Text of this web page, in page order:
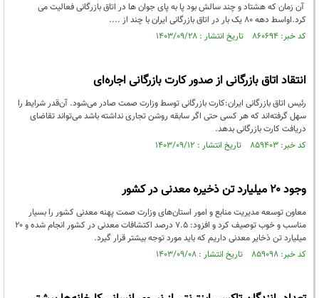
آن زمان که هشتاد و چند سالش بود پا به پای جوان ها در اتاق بازرگانی فعالیت می
کرد.اواسط دهه ۸۰ یک بار در اتاق بازرگانی ایران با چند از ....
کد خبر: ۸۶۰۶۹۴ تاریخ انتشار : ۱۴۰۳/۰۹/۲۸
انتقاد اتاق بازرگانی از صدور کارت بازرگانی اجاره‌ای
رئیس اتاق بازرگانی ایران:کارت بازرگانی توسط وزارت صمت صادر می‌شود. آن‌قدر شرایط را
سهل گرفته‌اند که هر کسی حتی اگر سابقه روشن تجاری نداشته باشد می‌تواند تقاضای
دریافت کارت بازرگانی بدهد.
کد خبر: ۸۵۹۴۰۳ تاریخ انتشار : ۱۴۰۳/۰۹/۱۲
وجود ۲۰ میلیارد تن ذخیره معدنی در کشور
معاون توسعه مدیریت منابع و امور استان‌های وزارت صمت پهنه معدنی کشور را بسیار
مناسب و خوب توصیف کرد و افزود: ۷.۵ درصد اکتشافات معدنی در کشور انجام شده و ۲۰
میلیارد تن ذخایر معدنی داریم که باید مورد توجه بیشتر قرار گیرد.
کد خبر: ۸۵۹۰۹۸ تاریخ انتشار : ۱۴۰۳/۰۹/۰۸